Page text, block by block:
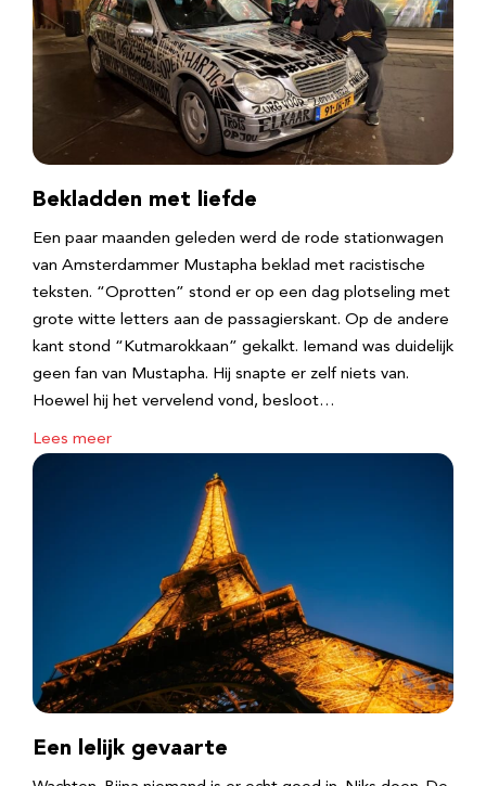
Bekladden met liefde
Een paar maanden geleden werd de rode stationwagen
van Amsterdammer Mustapha beklad met racistische
teksten. “Oprotten” stond er op een dag plotseling met
grote witte letters aan de passagierskant. Op de andere
kant stond “Kutmarokkaan” gekalkt. Iemand was duidelijk
geen fan van Mustapha. Hij snapte er zelf niets van.
Hoewel hij het vervelend vond, besloot…
Lees meer
Een lelijk gevaarte